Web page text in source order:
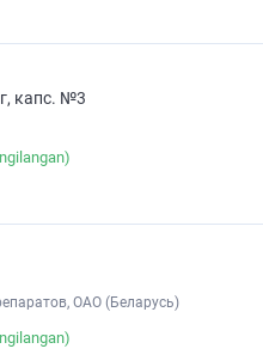
капс. №3
ОАО (Беларусь)